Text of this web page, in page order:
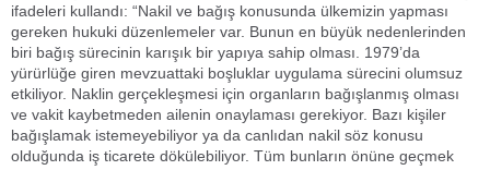
ifadeleri kullandı: “Nakil ve bağış konusunda ülkemizin yapması
gereken hukuki düzenlemeler var. Bunun en büyük nedenlerinden
biri bağış sürecinin karışık bir yapıya sahip olması. 1979’da
yürürlüğe giren mevzuattaki boşluklar uygulama sürecini olumsuz
etkiliyor. Naklin gerçekleşmesi için organların bağışlanmış olması
ve vakit kaybetmeden ailenin onaylaması gerekiyor. Bazı kişiler
bağışlamak istemeyebiliyor ya da canlıdan nakil söz konusu
olduğunda iş ticarete dökülebiliyor. Tüm bunların önüne geçmek